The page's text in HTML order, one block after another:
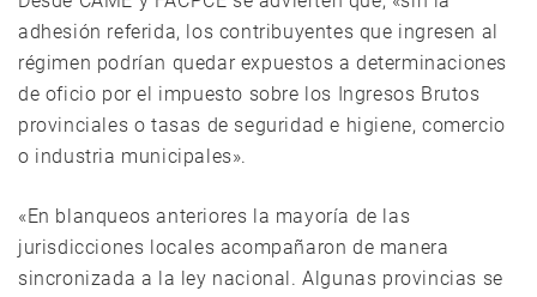
adhesión referida, los contribuyentes que ingresen al
régimen podrían quedar expuestos a determinaciones
de oficio por el impuesto sobre los Ingresos Brutos
provinciales o tasas de seguridad e higiene, comercio
o industria municipales».
«En blanqueos anteriores la mayoría de las
jurisdicciones locales acompañaron de manera
sincronizada a la ley nacional. Algunas provincias se